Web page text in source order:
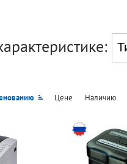
Цене Наличию